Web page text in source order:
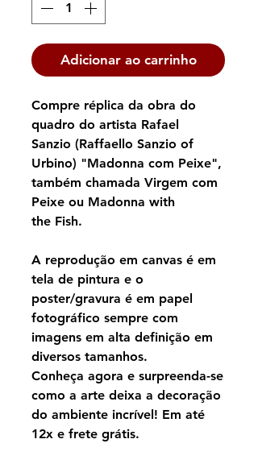
Adicionar ao carrinho
Compre réplica da obra do
quadro do artista Rafael
Sanzio (Raffaello Sanzio of
Urbino) "Madonna com Peixe",
também chamada Virgem com
Peixe ou Madonna with
the Fish.
A reprodução em canvas é em
tela de pintura e o
poster/gravura é em papel
fotográfico sempre com
imagens em alta definição em
diversos tamanhos.
Conheça agora e surpreenda-se
como a arte deixa a decoração
do ambiente incrível! Em até
12x e frete grátis.